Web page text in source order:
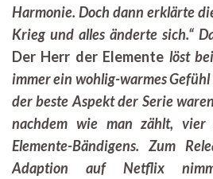
Harmonie. Doch dann erklärte
Krieg und alles änderte sich.“
Der Herr der Elemente löst
immer ein wohlig-warmes
der beste Aspekt der Serie
nachdem wie man zählt,
Elemente-Bändigens. Zum
Adaption auf Netflix